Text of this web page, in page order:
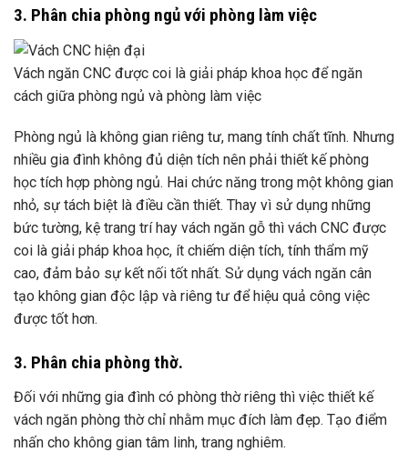
3. Phân chia phòng ngủ với phòng làm việc
Vách ngăn CNC được coi là giải pháp khoa học để ngăn
cách giữa phòng ngủ và phòng làm việc
Phòng ngủ là không gian riêng tư, mang tính chất tĩnh. Nhưng
nhiều gia đình không đủ diện tích nên phải thiết kế phòng
học tích hợp phòng ngủ. Hai chức năng trong một không gian
nhỏ, sự tách biệt là điều cần thiết. Thay vì sử dụng những
bức tường, kệ trang trí hay vách ngăn gỗ thì vách CNC được
coi là giải pháp khoa học, ít chiếm diện tích, tính thẩm mỹ
cao, đảm bảo sự kết nối tốt nhất. Sử dụng vách ngăn cân
tạo không gian độc lập và riêng tư để hiệu quả công việc
được tốt hơn.
3. Phân chia phòng thờ.
Đối với những gia đình có phòng thờ riêng thì việc thiết kế
vách ngăn phòng thờ chỉ nhằm mục đích làm đẹp. Tạo điểm
nhấn cho không gian tâm linh, trang nghiêm.